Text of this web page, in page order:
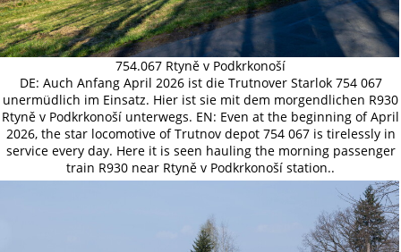
754.067 Rtyně v Podkrkonoší
DE: Auch Anfang April 2026 ist die Trutnover Starlok 754 067
unermüdlich im Einsatz. Hier ist sie mit dem morgendlichen R930
Rtyně v Podkrkonoší unterwegs. EN: Even at the beginning of April
2026, the star locomotive of Trutnov depot 754 067 is tirelessly in
service every day. Here it is seen hauling the morning passenger
train R930 near Rtyně v Podkrkonoší station..